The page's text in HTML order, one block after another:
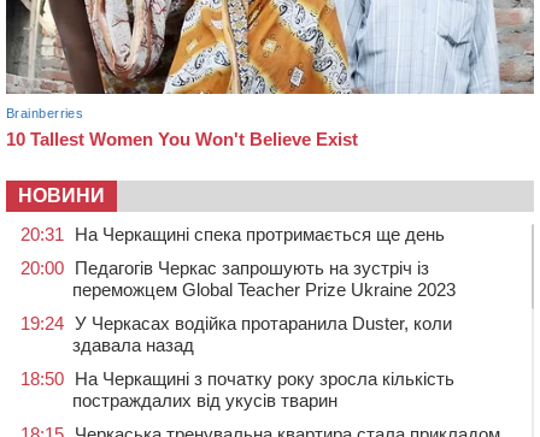
НОВИНИ
20:31
На Черкащині спека протримається ще день
20:00 Педагогів Черкас запрошують на зустріч із
переможцем Global Teacher Prize Ukraine 2023
19:24 У Черкасах водійка протаранила Duster, коли
здавала назад
18:50 На Черкащині з початку року зросла кількість
постраждалих від укусів тварин